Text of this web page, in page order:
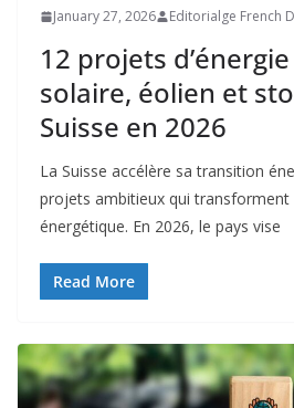
January 27, 2026 Editorialge French
12 projets
solaire, éolien et
Suisse en 2026
La Suisse accélère sa transition
projets ambitieux qui transforment
énergétique. En 2026, le pays vise
Read More